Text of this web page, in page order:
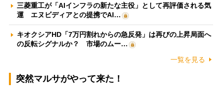
三菱重工が「AIインフラの新たな主役」として再評価される気
運 エヌビディアとの提携でAI…
キオクシアHD「7万円割れからの急反発」は再びの上昇局面へ
の反転シグナルか？ 市場のムー…
一覧を見る
突然マルサがやって来た！